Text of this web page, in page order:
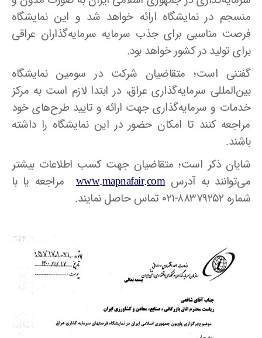
منسجم در نمایشگاه ارائه خواهد شد و این نمایشگاه
فرصت مناسبی برای جذب سرمایه سرمایه‌گذاران عراقی
برای تولید در کشور خواهد بود.
گفتنی است؛ متقاضیان شرکت در سومین نمایشگاه
بین‌المللی سرمایه‌گذاری عراق، در ابتدا لازم است به مرکز
خدمات و سرمایه‌گذاری جهت ارائه و تایید طرح‌های خود
مراجعه کنند تا امکان حضور در این نمایشگاه را داشته
باشند.
شایان ذکر است؛ متقاضیان جهت کسب اطلاعات بیشتر
می‌توانند به آدرسwww.mapnafair.comمراجعه یا با
شماره ۸۸۳۷۹۲۵۲-۰۲۱ تماس حاصل نمایند.